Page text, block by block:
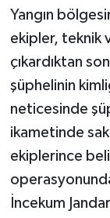
Yangın
ekipler, teknik
çıkardıktan
şüphelinin
neticesinde
ikametinde
ekiplerince
İncekum